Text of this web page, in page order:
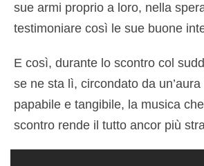
sue armi proprio a loro, nella
testimoniare così le sue buone
E così, durante lo scontro col
se ne sta lì, circondato da
papabile e tangibile, la musica
scontro rende il tutto ancor più